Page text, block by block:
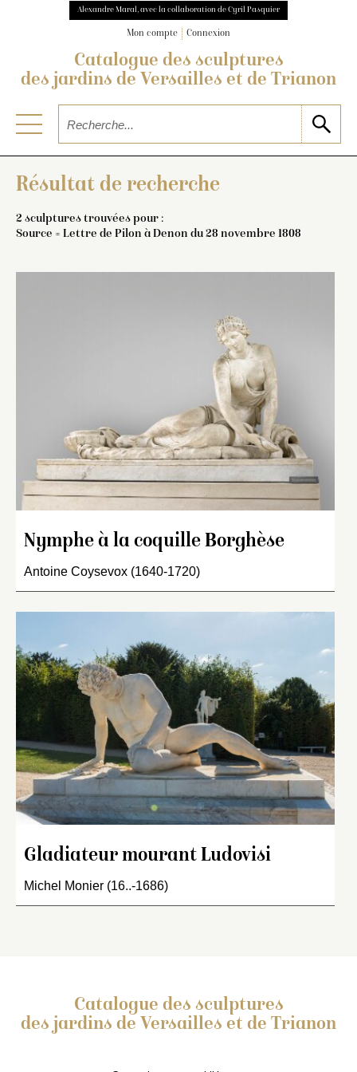
Alexandre Maral, avec la collaboration de Cyril Pasquier
Mon compte Connexion
Catalogue des sculptures
des jardins de Versailles et de Trianon
Résultat de recherche
2 sculptures trouvées pour :
Source = Lettre de Pilon à Denon du 28 novembre 1808
Nymphe à la coquille Borghèse
Antoine Coysevox (1640-1720)
Gladiateur mourant Ludovisi
Michel Monier (16..-1686)
Catalogue des sculptures
des jardins de Versailles et de Trianon